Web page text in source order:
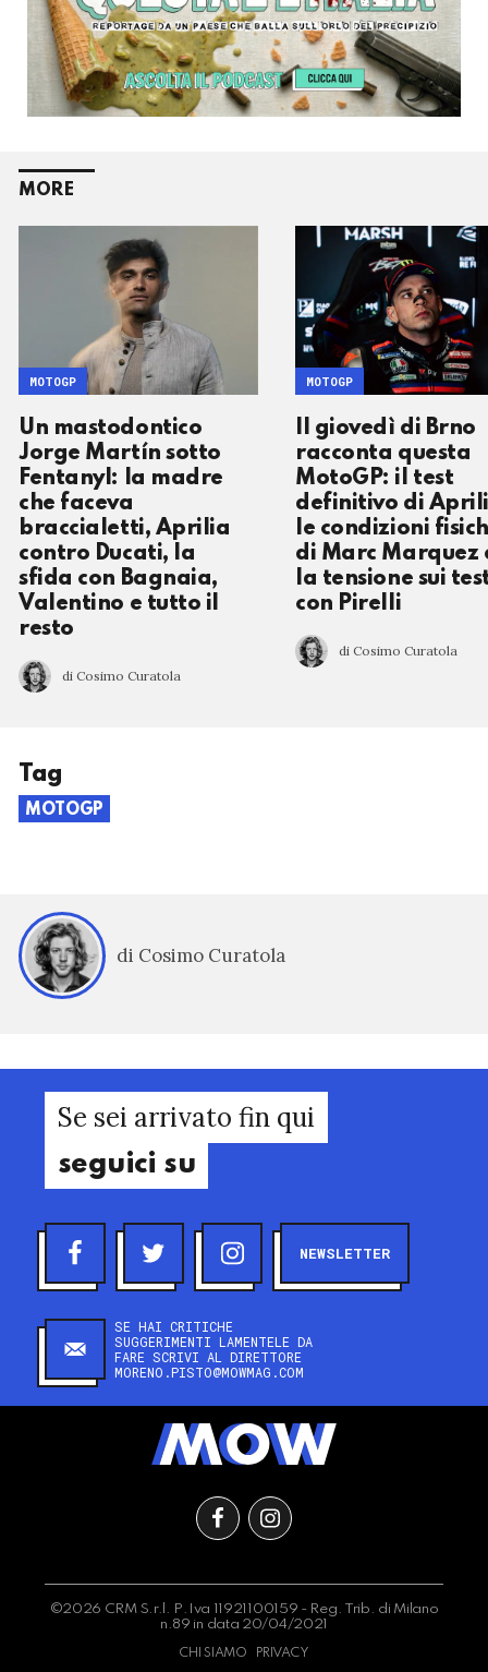
MORE
Un mastodontico
Jorge Martín sotto
Fentanyl: la madre
che faceva
braccialetti, Aprilia
contro Ducati, la
sfida con Bagnaia,
Valentino e tutto il
resto
di Cosimo Curatola
MOTOGP
Il giovedì di Brno
racconta questa
MotoGP: il test
definitivo di
le condizioni
di Marc Marquez
la tensione sui
con Pirelli
di Cosimo Curatola
MOTOGP
Tag
MOTOGP
di Cosimo Curatola
Se sei arrivato fin qui
seguici su
NEWSLETTER
SE HAI CRITICHE
SUGGERIMENTI LAMENTELE DA
FARE SCRIVI AL DIRETTORE
MORENO.PISTO@MOWMAG.COM
©2026 CRM S.r.l. P.Iva 11921100159 - Reg. Trib. di Milano
n.89 in data 20/04/2021
CHI SIAMO PRIVACY